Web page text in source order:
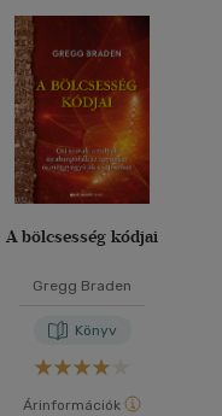
A bölcsesség kódjai
Gregg Braden
Könyv
Árinformációk